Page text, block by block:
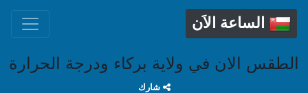
الساعة الاَن
الطقس الان في ولاية بركاء ودرجة الحرارة
شارك